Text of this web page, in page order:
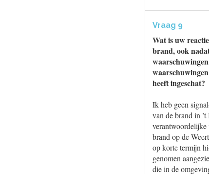
Vraag 9
Wat is uw
brand, ook
heeft ingeschat?
Ik heb geen
van de brand in
verantwoordelijke
brand op de
op korte termijn
genomen
die in de